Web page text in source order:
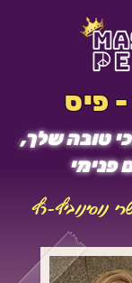
פיס
טובה שלך,
פנימי
נוסינוביץ-רץ